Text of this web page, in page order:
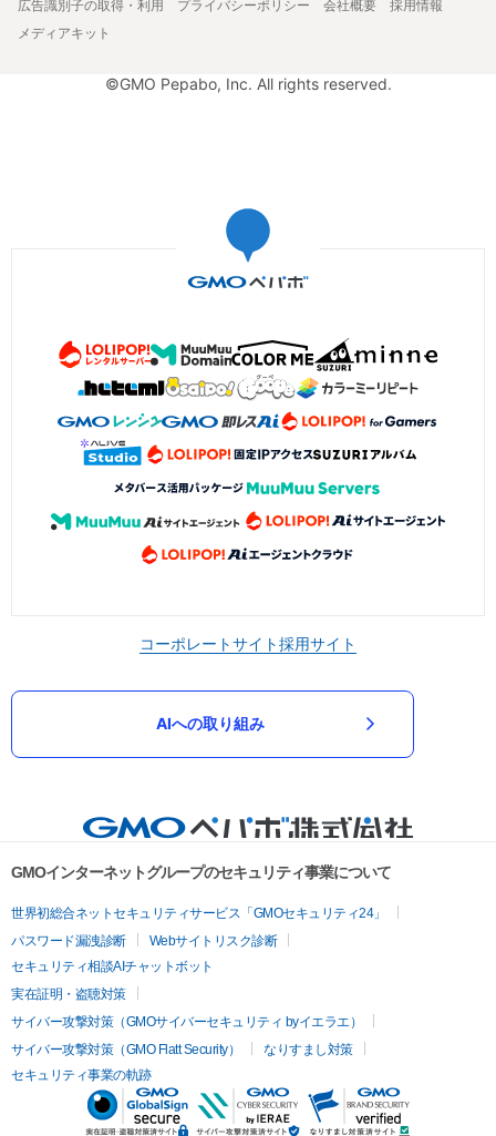
広告識別子の取得・利用
プライバシーポリシー 会社概要
採用情報
メディアキット
©GMO Pepabo, Inc. All rights reserved.
コーポレートサイト採用サイト
AIへの取り組み
GMOインターネットグループのセキュリティ事業について
世界初総合ネットセキュリティサービス「GMOセキュリティ24」
パスワード漏洩診断
Webサイトリスク診断
セキュリティ相談AIチャットボット
実在証明・盗聴対策
サイバー攻撃対策（GMOサイバーセキュリティ byイエラエ）
サイバー攻撃対策（GMO Flatt Security）
なりすまし対策
セキュリティ事業の軌跡